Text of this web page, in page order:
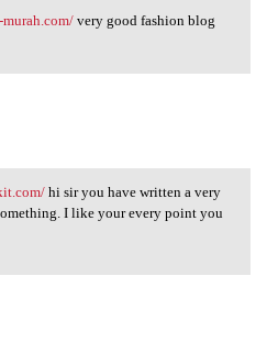
murah.com/ very
very good fashion blog
hi sir
hi sir you have written a very
I like your every point you